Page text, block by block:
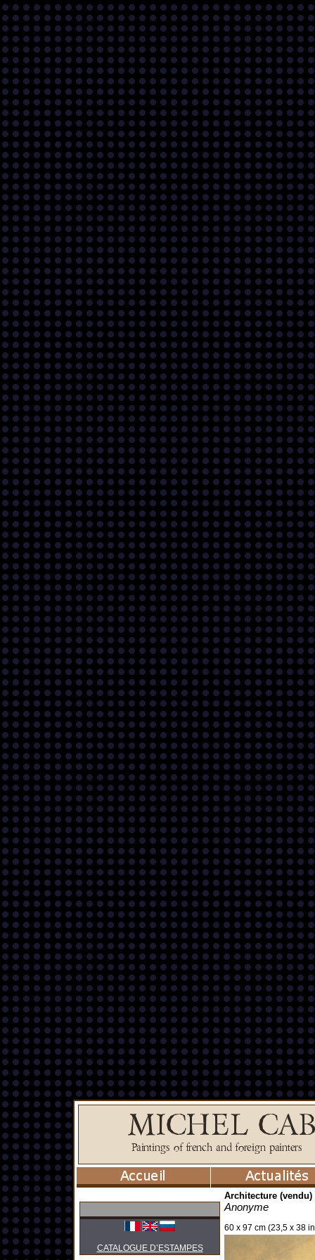
CATALOGUE D’ESTAMPES
Architecture (vendu)
Anonyme
60 x 97 cm (23,5 x 38